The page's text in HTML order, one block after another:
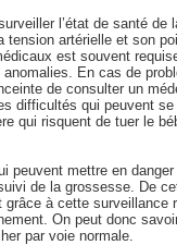
l’état de santé de
artérielle et son
est souvent
En cas de
de consulter un
difficultés qui peuvent
qui risquent de tuer le
peuvent mettre en
de la grossesse. De
à cette surveillance
On peut donc
par voie normale.